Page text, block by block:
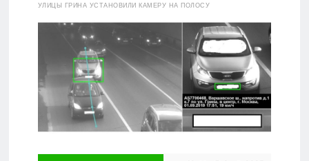
Справочник
УЛИЦЫ ГРИНА УСТАНОВИЛИ КАМЕРУ НА ПОЛОСУ